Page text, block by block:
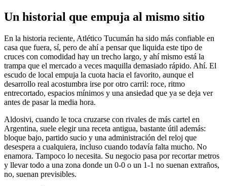
Un historial que empuja al mismo sitio
En la historia reciente, Atlético Tucumán ha sido más confiable en
casa que fuera, sí, pero de ahí a pensar que liquida este tipo de
cruces con comodidad hay un trecho largo, y ahí mismo está la
trampa que el mercado a veces maquilla demasiado rápido. Ahí. El
escudo de local empuja la cuota hacia el favorito, aunque el
desarrollo real acostumbra irse por otro carril: roce, ritmo
entrecortado, espacios mínimos y una ansiedad que ya se deja ver
antes de pasar la media hora.
Aldosivi, cuando le toca cruzarse con rivales de más cartel en
Argentina, suele elegir una receta antigua, bastante útil además:
bloque bajo, partido sucio y una administración del reloj que
desespera a cualquiera, incluso cuando todavía falta mucho. No
enamora. Tampoco lo necesita. Su negocio pasa por recortar metros
y llevar todo a una zona donde un 0-0 o un 1-1 no suenan extraños,
no, suenan previsibles.